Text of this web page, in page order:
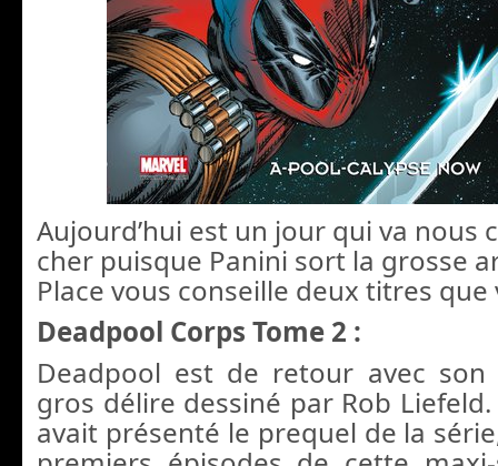
Aujourd’hui est un jour qui va nous
cher puisque Panini sort la grosse
Place vous conseille deux titres que
Deadpool Corps Tome 2 :
Deadpool est de retour avec
gros délire dessiné par Rob
avait présenté le prequel de la